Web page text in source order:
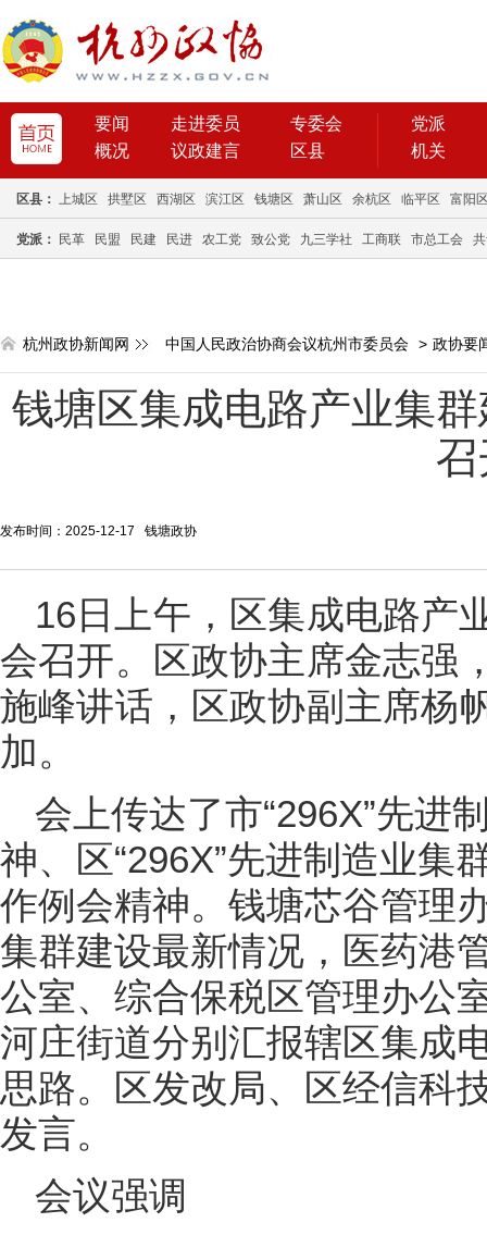
要闻 走进委员
专委会
概况
议政建言 区县
党派
机关
区县： 上城区 拱墅区 西湖区 滨江区 钱塘区 萧山区 余杭区 临平区 富阳
党派： 民革 民盟 民建 民进 农工党 致公党 九三学社 工商联 市总工会
杭州政协新闻网 中国人民政治协商会议杭州市委员会 > 政协要
钱塘区集成电路产业集
发布时间：2025-12-17 钱塘政协
16日上午，区集成电路产
会召开。区政协主席金志强
施峰讲话，区政协副主席杨
加。
会上传达了市“296X”先进
神、区“296X”先进制造业集
作例会精神。钱塘芯谷管理
集群建设最新情况，医药港
公室、综合保税区管理办公
河庄街道分别汇报辖区集成
思路。区发改局、区经信科
发言。
会议强调